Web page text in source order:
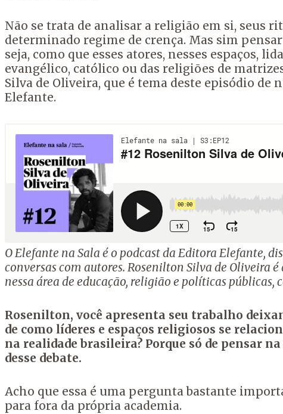
Não se trata de analisar a religião em si, seus
determinado regime de crença. Mas sim
seja, como que esses atores, nesses espaços,
evangélico, católico ou das religiões de
Silva de Oliveira, que é tema deste episódio de
Elefante.
O Elefante na Sala é o podcast da Editora Elefante,
conversas com autores. Rosenilton Silva de Oliveira
nessa área de educação, religião e políticas
Rosenilton, você apresenta seu trabalho
de como líderes e espaços religiosos se
na realidade brasileira? Porque só de pensar
desse debate.
Acho que essa é uma pergunta bastante
para fora da própria academia.